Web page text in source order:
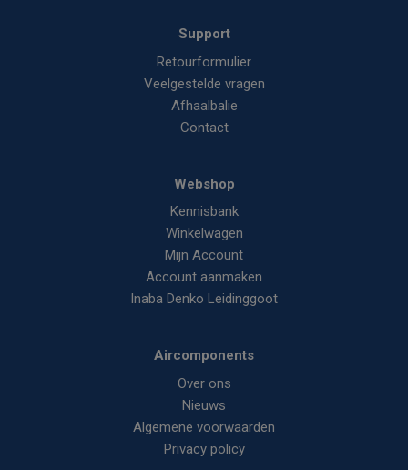
Support
Retourformulier
Veelgestelde vragen
Afhaalbalie
Contact
Webshop
Kennisbank
Winkelwagen
Mijn Account
Account aanmaken
Inaba Denko Leidinggoot
Aircomponents
Over ons
Nieuws
Algemene voorwaarden
Privacy policy